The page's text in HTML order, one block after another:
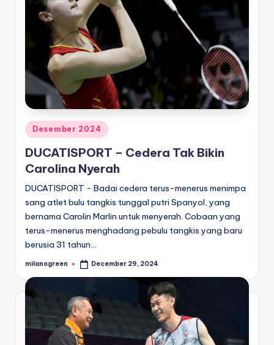
Posted
in
Desember 2024
DUCATISPORT – Cedera Tak Bikin
Carolina Nyerah
DUCATISPORT - Badai cedera terus-menerus menimpa
sang atlet bulu tangkis tunggal putri Spanyol, yang
bernama Carolin Marlin untuk menyerah. Cobaan yang
terus-menerus menghadang pebulu tangkis yang baru
berusia 31 tahun…
Posted
milanogreen December 29, 2024